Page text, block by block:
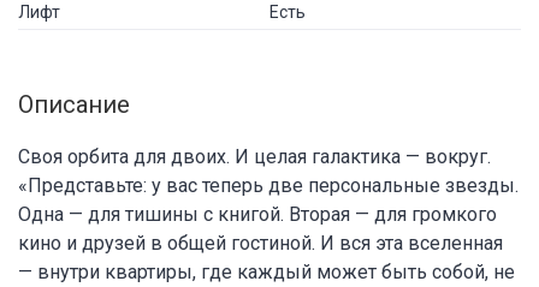
Лифт Есть
Описание
Своя орбита для двоих. И целая галактика — вокруг.
«Представьте: у вас теперь две персональные звезды.
Одна — для тишины с книгой. Вторая — для громкого
кино и друзей в общей гостиной. И вся эта вселенная
— внутри квартиры, где каждый может быть собой, не